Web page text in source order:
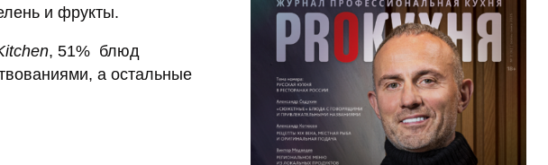
и фрукты.
, 51% блюд
а остальные